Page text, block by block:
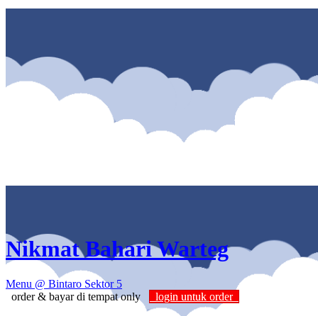
Nikmat Bahari Warteg
Menu @ Bintaro Sektor 5
order & bayar di tempat only
login untuk order